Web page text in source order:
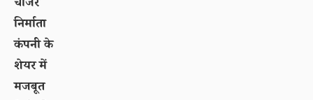
निर्माता
कंपनी के
शेयर में
मजबूत